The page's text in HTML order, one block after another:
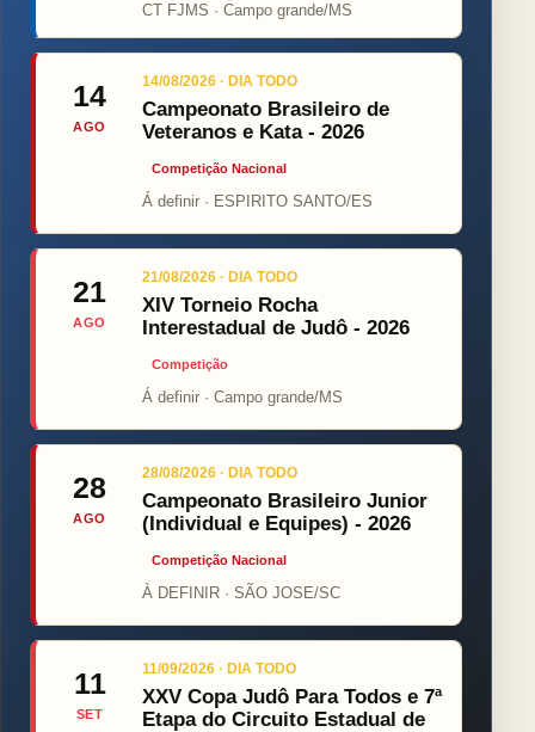
CT FJMS · Campo grande/MS
14
AGO
14/08/2026 · DIA TODO
Campeonato Brasileiro de
Veteranos e Kata - 2026
Competição Nacional
Á definir · ESPIRITO SANTO/ES
21
AGO
21/08/2026 · DIA TODO
XIV Torneio Rocha
Interestadual de Judô - 2026
Competição
Á definir · Campo grande/MS
28
AGO
28/08/2026 · DIA TODO
Campeonato Brasileiro Junior
(Individual e Equipes) - 2026
Competição Nacional
À DEFINIR · SÃO JOSE/SC
11
SET
11/09/2026 · DIA TODO
XXV Copa Judô Para Todos e 7ª
Etapa do Circuito Estadual de